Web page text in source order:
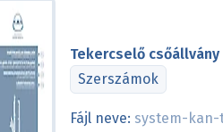
Tekercselő
Szerszámok
Fájl neve: system-